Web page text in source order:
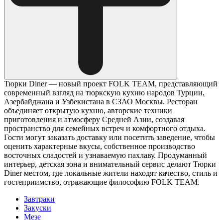
Тюрки Diner — новый проект FOLK TEAM, представляющий
современный взгляд на тюркскую кухню народов Турции,
Азербайджана и Узбекистана в СЗАО Москвы. Ресторан
объединяет открытую кухню, авторские техники
приготовления и атмосферу Средней Азии, создавая
пространство для семейных встреч и комфортного отдыха.
Гости могут заказать доставку или посетить заведение, чтобы
оценить характерные вкусы, собственное производство
восточных сладостей и узнаваемую пахлаву. Продуманный
интерьер, детская зона и внимательный сервис делают Тюрки
Diner местом, где локальные жители находят качество, стиль и
гостеприимство, отражающие философию FOLK TEAM.
Завтраки
Закуски
Мезе